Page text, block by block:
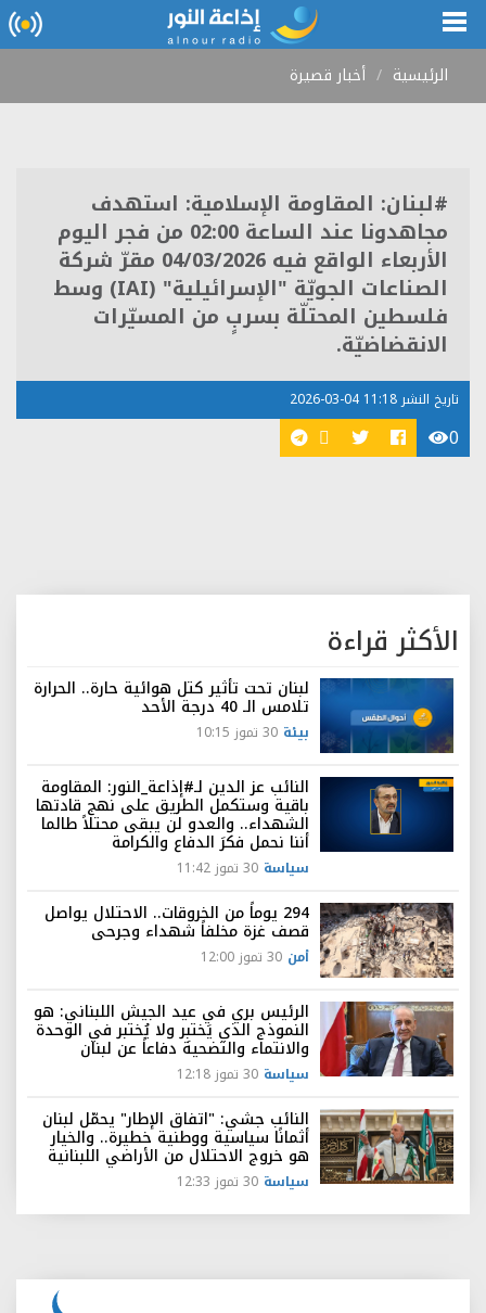
الرئيسية أخبار قصيرة
#لبنان: المقاومة الإسلامية: استهدف
مجاهدونا عند الساعة 02:00 من فجر اليوم
الأربعاء الواقع فيه 04/03/2026 مقرّ شركة
الصناعات الجويّة "الإسرائيلية" (IAI) وسط
فلسطين المحتلّة بسربٍ من المسيّرات
الانقضاضيّة.
تاريخ النشر 11:18 04-03-2026
0
الأكثر قراءة
لبنان تحت تأثير كتل هوائية حارة.. الحرارة
تلامس الـ 40 درجة الأحد
بيئة 30 تموز 10:15
النائب عز الدين لـ#إذاعة_النور: المقاومة
باقية وستكمل الطريق على نهج قادتها
الشهداء.. والعدو لن يبقى محتلاً طالما
أننا نحمل فكرَ الدفاع والكرامة
سياسة 30 تموز 11:42
294 يوماً من الخروقات.. الاحتلال يواصل
قصف غزة مخلفاً شهداء وجرحى
أمن 30 تموز 12:00
الرئيس بري في عيد الجيش اللبناني: هو
النموذج الذي يَختبِر ولا يُختبر في الوحدة
والانتماء والتضحية دفاعاً عن لبنان
سياسة 30 تموز 12:18
النائب جشي: "اتفاق الإطار" يحمّل لبنان
أثمانًا سياسية ووطنية خطيرة.. والخيار
هو خروج الاحتلال من الأراضي اللبنانية
سياسة 30 تموز 12:33